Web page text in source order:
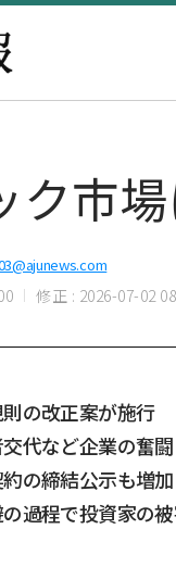
ク市
修正 : 2026-07-02
の改正案が施行
代など企業の奮闘
の締結公示も増加
過程で投資家の